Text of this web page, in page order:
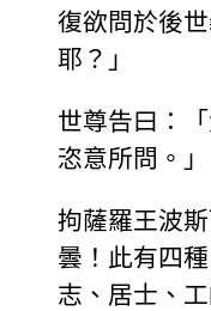
復欲問於後
耶？」
世尊告曰：
恣意所問。」
拘薩羅王波
曇！此有四
志、居士、